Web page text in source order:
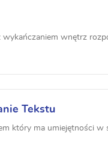
wnętrz
Tekstu
który ma umiejętności